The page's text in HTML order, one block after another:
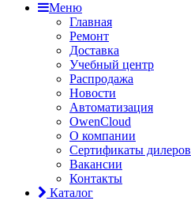
Меню
Главная
Ремонт
Доставка
Учебный центр
Распродажа
Новости
Автоматизация
OwenCloud
О компании
Сертификаты дилеров
Вакансии
Контакты
Каталог